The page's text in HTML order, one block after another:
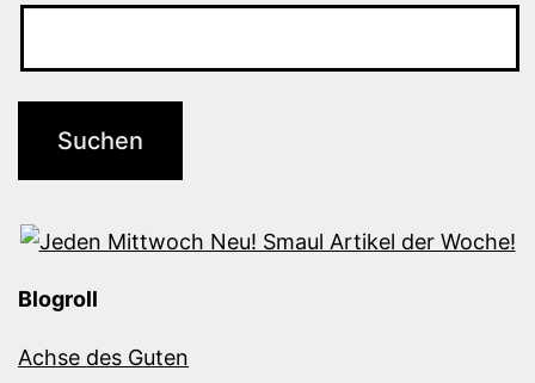
Blogroll
Achse des Guten